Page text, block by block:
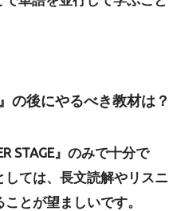
の後にやるべき教材は？
STAGE』のみで十分で
ては、長文読解やリスニ
とが望ましいです。